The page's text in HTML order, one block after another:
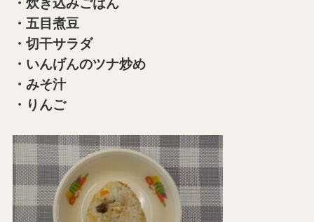
・五目煮豆
・切干サラダ
・いんげんのツナ炒め
・みそ汁
・りんご